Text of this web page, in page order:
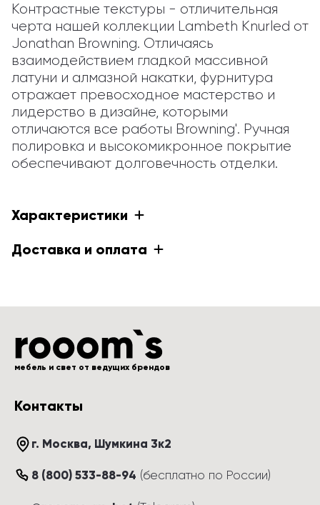
Контрастные текстуры - отличительная
черта нашей коллекции Lambeth Knurled от
Jonathan Browning. Отличаясь
взаимодействием гладкой массивной
латуни и алмазной накатки, фурнитура
отражает превосходное мастерство и
лидерство в дизайне, которыми
отличаются все работы Browning'. Ручная
полировка и высокомикронное покрытие
обеспечивают долговечность отделки.
Характеристики
Доставка и оплата
мебель и свет от ведущих брендов
Контакты
г. Москва, Шумкина 3к2
8 (800) 533-88-94 (бесплатно по России)